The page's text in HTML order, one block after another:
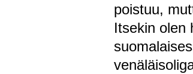
poistuu,
Itsekin olen